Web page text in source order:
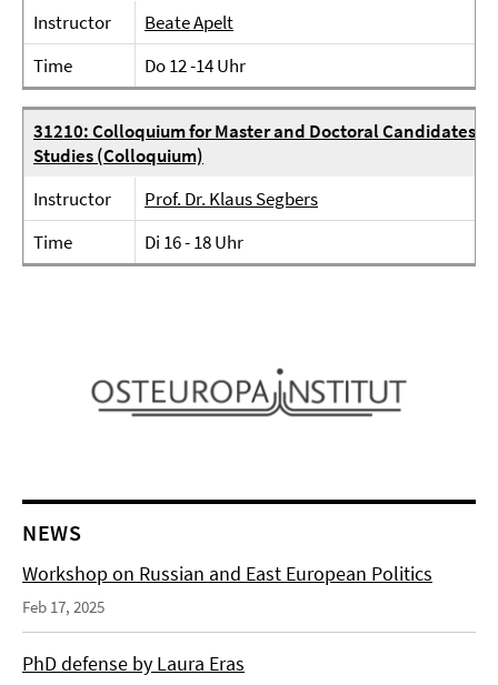
Instructor
Beate Apelt
Time
Do 12 -14 Uhr
31210: Colloquium for Master and Doctoral Candidates
Studies (Colloquium)
Instructor
Prof. Dr. Klaus Segbers
Time
Di 16 - 18 Uhr
NEWS
Workshop on Russian and East European Politics
Feb 17, 2025
PhD defense by Laura Eras